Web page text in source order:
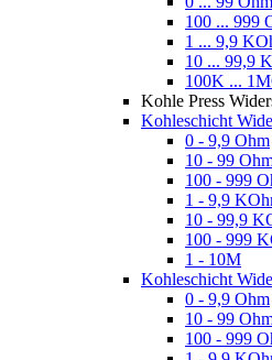
100 ... 999
1 ... 9,9
10 ... 99,9
100K ...
Kohle Press
Kohleschicht
0 - 9,9 Ohm
10 - 99
100 - 999
1 - 9,9
10 - 99,9
100 - 999
1 - 10M
Kohleschicht
0 - 9,9 Ohm
10 - 99
100 - 999